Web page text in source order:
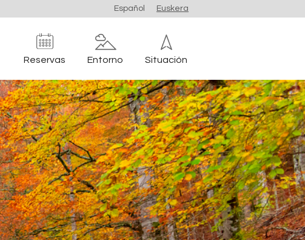
Español Euskera
Reservas Entorno Situación